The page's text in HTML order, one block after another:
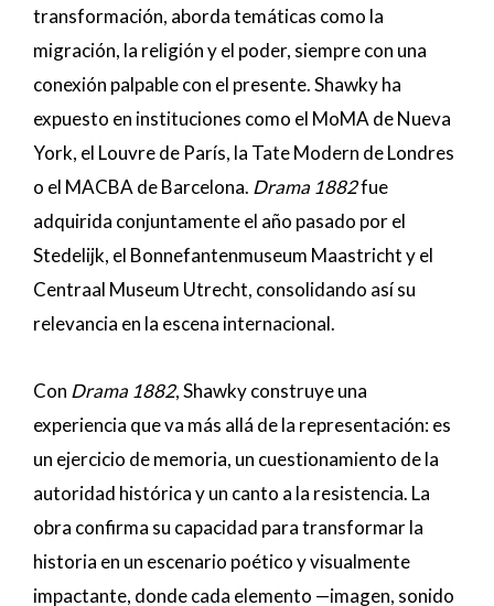
transformación, aborda temáticas como la
migración, la religión y el poder, siempre con una
conexión palpable con el presente. Shawky ha
expuesto en instituciones como el MoMA de Nueva
York, el Louvre de París, la Tate Modern de Londres
o el MACBA de Barcelona. Drama 1882fue
adquirida conjuntamente el año pasado por el
Stedelijk, el Bonnefantenmuseum Maastricht y el
Centraal Museum Utrecht, consolidando así su
relevancia en la escena internacional.
Con Drama 1882, Shawky construye una
experiencia que va más allá de la representación: es
un ejercicio de memoria, un cuestionamiento de la
autoridad histórica y un canto a la resistencia. La
obra confirma su capacidad para transformar la
historia en un escenario poético y visualmente
impactante, donde cada elemento —imagen, sonido